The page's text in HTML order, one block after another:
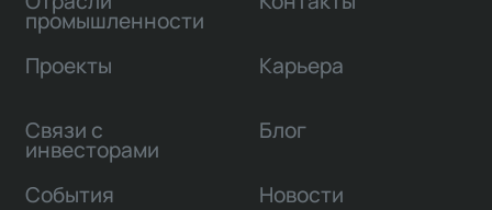
промышленности
Проекты
Связи с
инвесторами
Карьера
Блог
События Новости